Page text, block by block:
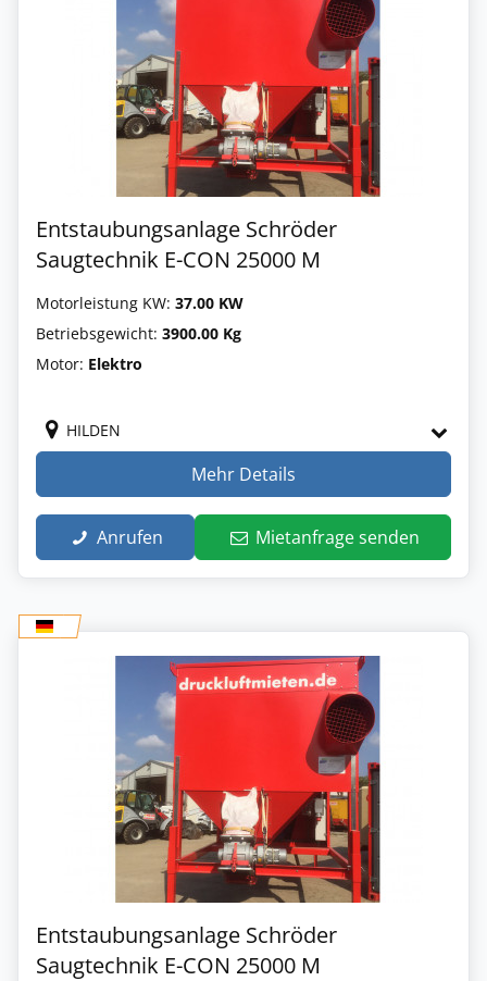
Entstaubungsanlage Schröder
Saugtechnik E-CON 25000 M
Motorleistung KW: 37.00 KW
Betriebsgewicht: 3900.00 Kg
Motor: Elektro
HILDEN
Mehr Details
Anrufen Mietanfrage senden
Entstaubungsanlage Schröder
Saugtechnik E-CON 25000 M